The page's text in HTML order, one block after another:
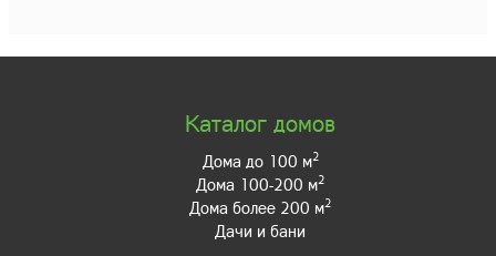
Каталог домов
Дома до 100 м2
Дома 100-200 м2
Дома более 200 м2
Дачи и бани